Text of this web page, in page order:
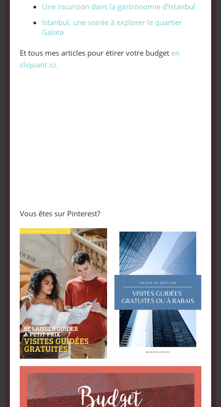
Une incursion dans la gastronomie d’Istanbul
Istanbul, une soirée à explorer le quartier
Galata
Et tous mes articles pour étirer votre budget en
cliquant ici.
Vous êtes sur Pinterest?